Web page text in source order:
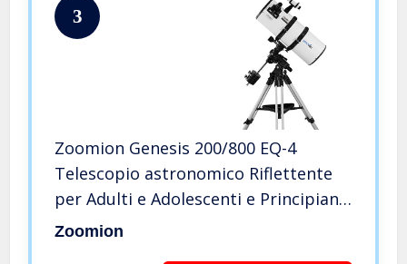
3
Zoomion Genesis 200/800 EQ-4
Telescopio astronomico Riflettente
per Adulti e Adolescenti e Principianti
di Astronomia
Zoomion